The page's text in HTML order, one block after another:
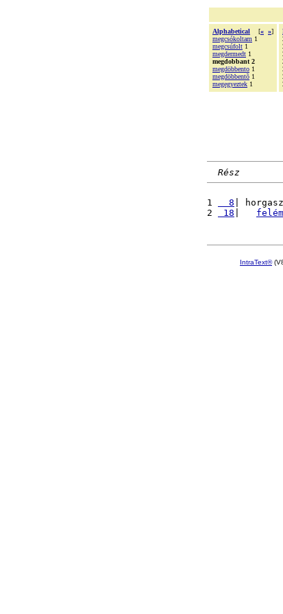
Alphabetical [« »]
megcsókoltam 1
megcsúfolt 1
megdermedt 1
megdobbant 2
megdöbbento 1
megdöbbentõ 1
megegyeztek 1
Rész
1
  8
|
2
18 felém
IntraText®